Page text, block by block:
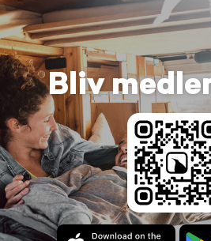
Bliv